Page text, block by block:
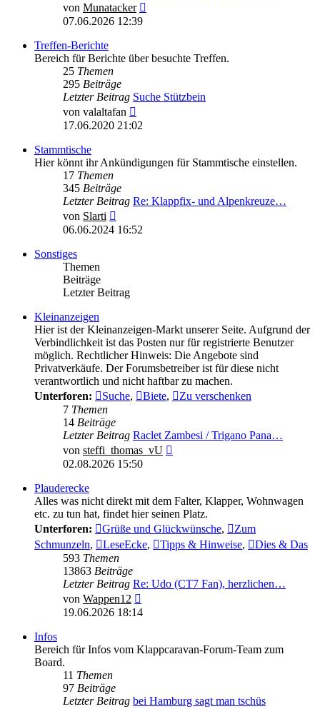
von Munatacker
07.06.2026 12:39
Treffen-Berichte
Bereich für Berichte über besuchte Treffen.
25 Themen
295 Beiträge
Letzter Beitrag Suche Stützbein
von valaltafan
Beitrag
17.06.2020 21:02
Stammtische
Hier könnt ihr Ankündigungen für Stammtische einstellen.
17 Themen
345 Beiträge
Letzter Beitrag Re: Klappfix- und Alpenkreuze…
von Slarti
Beitrag
06.06.2024 16:52
Sonstiges
Themen
Beiträge
Letzter Beitrag
Kleinanzeigen
Hier ist der Kleinanzeigen-Markt unserer Seite. Aufgrund der
Verbindlichkeit ist das Posten nur für registrierte Benutzer
möglich. Rechtlicher Hinweis: Die Angebote sind
Privatverkäufe. Der Forumsbetreiber ist für diese nicht
verantwortlich und nicht haftbar zu machen.
Unterforen:
Suche, Biete,
Zu verschenken
7 Themen
14 Beiträge
Letzter Beitrag Raclet Zambesi / Trigano Pana…
von steffi_thomas_vU
02.08.2026 15:50
Plauderecke
Alles was nicht direkt mit dem Falter, Klapper, Wohnwagen
etc. zu tun hat, findet hier seinen Platz.
Unterforen:
Grüße und Glückwünsche,
Zum
Schmunzeln, LeseEcke, Tipps & Hinweise,
Dies & Das
593 Themen
13863 Beiträge
Letzter Beitrag Re: Udo (CT7 Fan), herzlichen…
von Wappen12
Beitrag
19.06.2026 18:14
Infos
Bereich für Infos vom Klappcaravan-Forum-Team zum
Board.
11 Themen
97 Beiträge
Letzter Beitrag bei Hamburg sagt man tschüs